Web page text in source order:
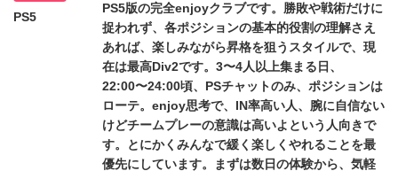
PS5
PS5版の完全enjoyクラブです。勝敗や戦術だけに
捉われず、各ポジションの基本的役割の理解さえ
あれば、楽しみながら昇格を狙うスタイルで、現
在は最高Div2です。3〜4人以上集まる日、
22:00〜24:00頃、PSチャットのみ、ポジションは
ローテ。enjoy思考で、IN率高い人、腕に自信ない
けどチームプレーの意識は高いよという人向きで
す。とにかくみんなで緩く楽しくやれることを最
優先にしています。まずは数日の体験から、気軽